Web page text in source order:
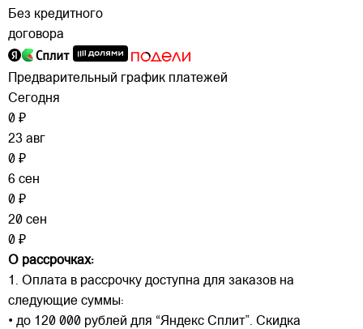
Без кредитного
договора
Предварительный график платежей
Сегодня
0 ₽
23 авг
0 ₽
6 сен
0 ₽
20 сен
0 ₽
О рассрочках:
1. Оплата в рассрочку доступна для заказов на
следующие суммы:
• до 120 000 рублей для “Яндекс Сплит”. Скидка